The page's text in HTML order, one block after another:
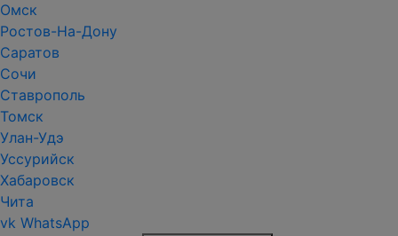
Омск
Ростов-На-Дону
Саратов
Сочи
Ставрополь
Томск
Улан-Удэ
Уссурийск
Хабаровск
Чита
vk WhatsApp